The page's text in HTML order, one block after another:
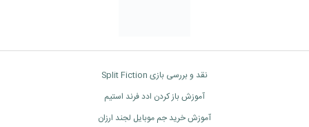
نقد و بررسی بازی Split Fiction
آموزش باز کردن ادد فرند استیم
آموزش خرید جم موبایل لجند ارزان